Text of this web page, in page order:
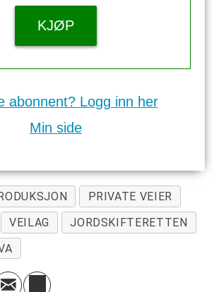
KJØP
abonnent? Logg inn her
Min side
PRIVATE VEIER
VEILAG
JORDSKIFTERETTEN